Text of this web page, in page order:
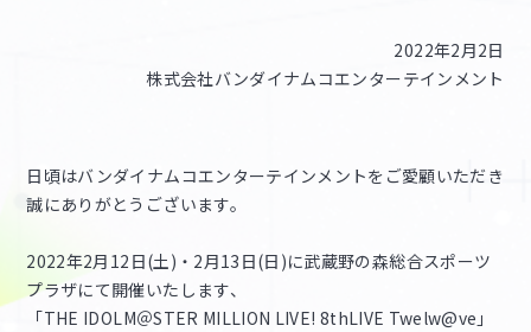
2022年2月2日
株式会社バンダイナムコエンターテインメント
日頃はバンダイナムコエンターテインメントをご愛顧いただき
誠にありがとうございます。
2022年2月12日(土)・2月13日(日)に武蔵野の森総合スポーツ
プラザにて開催いたします、
「THE IDOLM＠STER MILLION LIVE! 8thLIVE Twelw@ve」